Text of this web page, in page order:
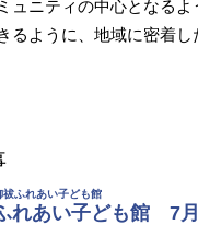
ュニティの中心となる
るように、地域に密着